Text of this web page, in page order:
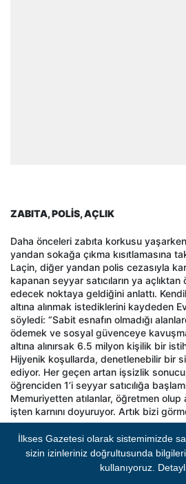
ZABITA, POLİS, AÇLIK
Daha önceleri zabıta korkusu
yandan sokağa çıkma kısıtlamasına
Laçin, diğer yandan polis cezasıyla
kapanan seyyar satıcıların ya
edecek noktaya geldiğini anlattı.
altına alınmak istediklerini kaydeden
söyledi: “Sabit esnafın olmadığı
ödemek ve sosyal güvenceye
altına alınırsak 6.5 milyon kişilik bir
Hijyenik koşullarda, denetlenebilir bir
ediyor. Her geçen artan işsizlik
öğrenciden 1’i seyyar satıcılığa
Memuriyetten atılanlar, öğretmen
işten karnını doyuruyor. Artık bizi
Kaynak:HABER MERKEZİ
İlkses Gazetesi olarak sistemimizde
sizin izinleriniz doğrultusunda
kullanıyoruz.